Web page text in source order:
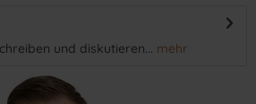
und diskutieren... mehr